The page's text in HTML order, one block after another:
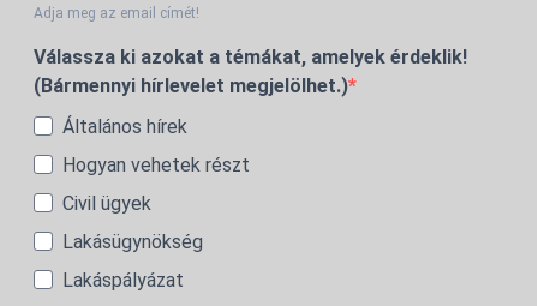
Adja meg az email címét!
Válassza ki azokat a témákat, amelyek érdeklik!
(Bármennyi hírlevelet megjelölhet.)
Általános hírek
Hogyan vehetek részt
Civil ügyek
Lakásügynökség
Lakáspályázat